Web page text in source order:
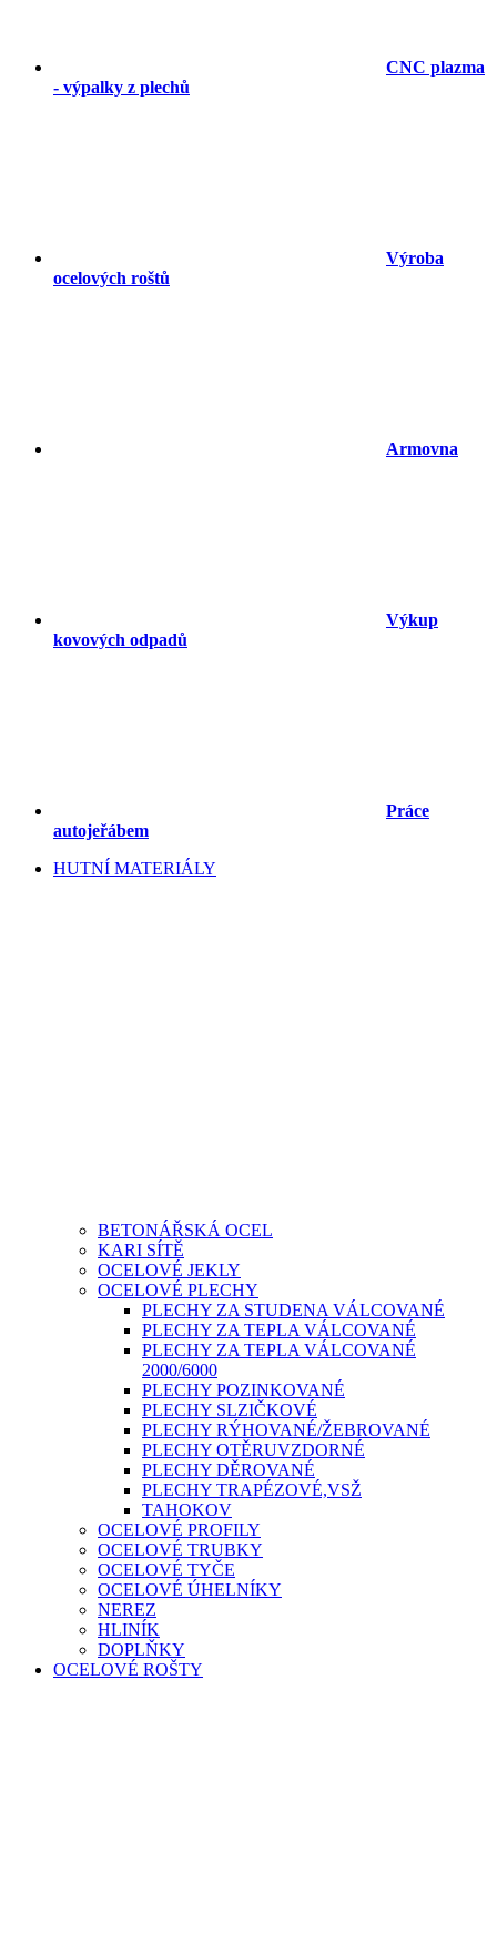
CNC plazma
- výpalky z plechů
Výroba
ocelových roštů
Armovna
Výkup
kovových odpadů
Práce
autojeřábem
HUTNÍ MATERIÁLY
BETONÁŘSKÁ OCEL
KARI SÍTĚ
OCELOVÉ JEKLY
OCELOVÉ PLECHY
PLECHY ZA STUDENA VÁLCOVANÉ
PLECHY ZA TEPLA VÁLCOVANÉ
PLECHY ZA TEPLA VÁLCOVANÉ
2000/6000
PLECHY POZINKOVANÉ
PLECHY SLZIČKOVÉ
PLECHY RÝHOVANÉ/ŽEBROVANÉ
PLECHY OTĚRUVZDORNÉ
PLECHY DĚROVANÉ
PLECHY TRAPÉZOVÉ,VSŽ
TAHOKOV
OCELOVÉ PROFILY
OCELOVÉ TRUBKY
OCELOVÉ TYČE
OCELOVÉ ÚHELNÍKY
NEREZ
HLINÍK
DOPLŇKY
OCELOVÉ ROŠTY